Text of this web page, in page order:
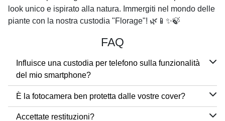
look unico e ispirato alla natura. Immergiti nel mondo delle
piante con la nostra custodia "Florage"! 🌿📱✨🍃
FAQ
Influisce una custodia per telefono sulla funzionalità
del mio smartphone?
È la fotocamera ben protetta dalle vostre cover?
Accettate restituzioni?